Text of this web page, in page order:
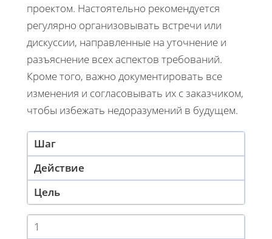
проектом. Настоятельно рекомендуется
регулярно организовывать встречи или
дискуссии, направленные на уточнение и
разъяснение всех аспектов требований.
Кроме того, важно документировать все
изменения и согласовывать их с заказчиком,
чтобы избежать недоразумений в будущем.
Шаг
Действие
Цель
1